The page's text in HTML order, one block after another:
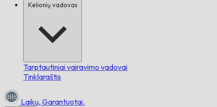
Kelionių vadovas
Tarptautiniai vairavimo vadovai
Tinklaraštis
Laiku, Garantuotai.